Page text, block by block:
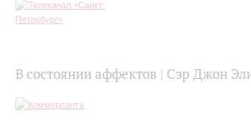
В состоянии аффектов | Сэр Джон